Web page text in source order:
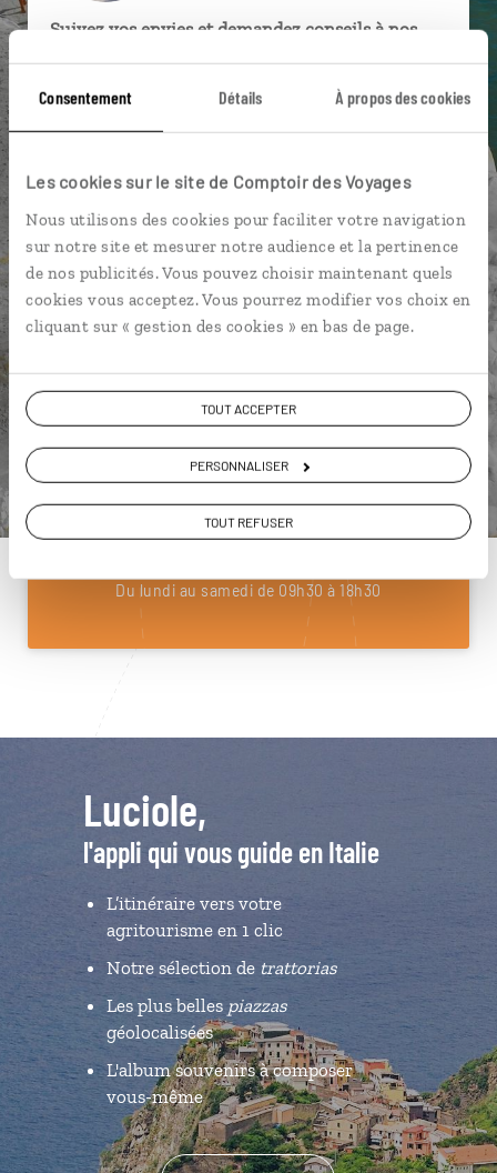
Consentement Détails À propos des cookies
Les cookies sur le site de Comptoir des Voyages
Nous utilisons des cookies pour faciliter votre navigation
sur notre site et mesurer notre audience et la pertinence
de nos publicités. Vous pouvez choisir maintenant quels
cookies vous acceptez. Vous pourrez modifier vos choix en
cliquant sur « gestion des cookies » en bas de page.
TOUT ACCEPTER
PERSONNALISER
TOUT REFUSER
Suivez vos envies et demandez conseils à nos
Ils sauront organiser votre itinéraire au plus
près de vos envies et de la réalité du pays.
connectés en agence, mais aussi par email ou
téléphone.
Vous gardez le même interlocuteur avant,
pendant et après votre voyage.
DEMANDER UN DEVIS
ou
Construisez votre voyage avec un spécialiste Italie
01 85 08 22 97
Du lundi au samedi de 09h30 à 18h30
Luciole,
l'appli qui vous guide en Italie
L’itinéraire vers votre
agritourisme en 1 clic
Notre sélection de trattorias
Les plus belles piazzas
géolocalisées
L'album souvenirs à composer
vous-même